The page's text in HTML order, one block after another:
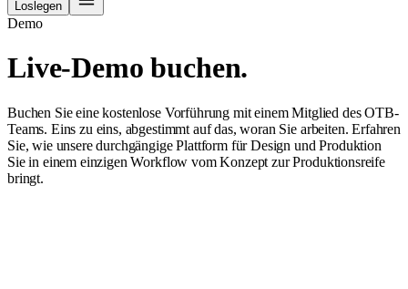
Loslegen
Demo
Live-Demo buchen.
Buchen Sie eine kostenlose Vorführung mit einem Mitglied des OTB-
Teams. Eins zu eins, abgestimmt auf das, woran Sie arbeiten. Erfahren
Sie, wie unsere durchgängige Plattform für Design und Produktion
Sie in einem einzigen Workflow vom Konzept zur Produktionsreife
bringt.